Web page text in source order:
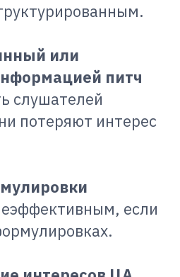
или
питч
слушателей
потеряют интерес
если